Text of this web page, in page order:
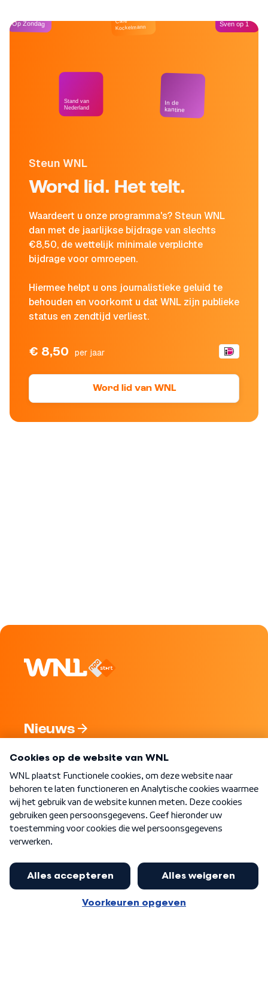
Steun WNL
Word lid. Het telt.
Waardeert u onze programma's? Steun WNL
dan met de jaarlijkse bijdrage van slechts
€8,50, de wettelijk minimale verplichte
bijdrage voor omroepen.
Hiermee helpt u ons journalistieke geluid te
behouden en voorkomt u dat WNL zijn publieke
status en zendtijd verliest.
€ 8,50 per jaar
Word lid van WNL
Op Zondag
Stand van
Nederland
Café
Kockelmann
In de
kantine
Sven op 1
Nieuws
Nieuwsbrief
Word Lid